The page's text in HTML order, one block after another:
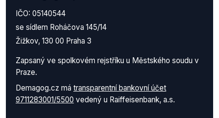
IČO: 05140544
se sídlem Roháčova 145/14
Žižkov, 130 00 Praha 3
Zapsaný ve spolkovém rejstříku u Městského soudu v
Praze.
Demagog.cz má transparentní bankovní účet
9711283001/5500 vedený u Raiffeisenbank, a.s.